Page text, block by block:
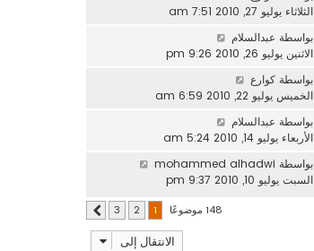
الثلاثاء يوليو 27, 2010 7:51 am
بواسطة عبدالسلام
الاثنين يوليو 26, 2010 9:26 pm
بواسطة كوارع
الخميس يوليو 22, 2010 6:59 am
بواسطة عبدالسلام
الأربعاء يوليو 14, 2010 5:24 am
بواسطة mohammed alhadwi
السبت يوليو 10, 2010 9:37 pm
148 موضوعًا 1
2
3 التالي
الانتقال إلى